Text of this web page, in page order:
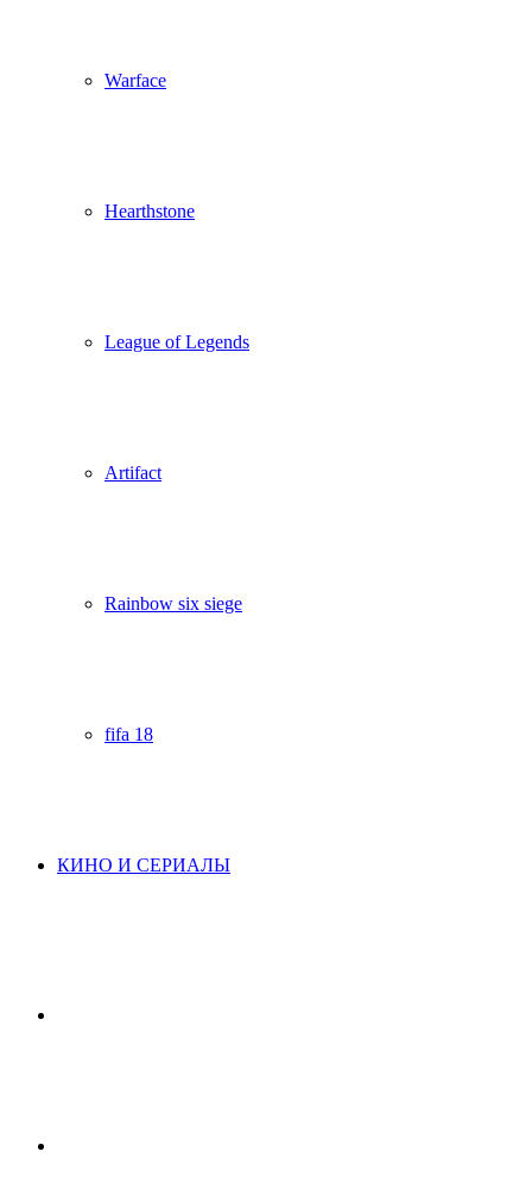
Warface
Hearthstone
League of Legends
Artifact
Rainbow six siege
fifa 18
КИНО И СЕРИАЛЫ